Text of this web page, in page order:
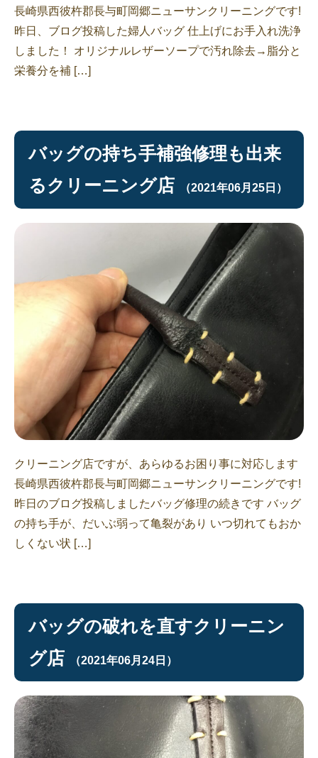
長崎県西彼杵郡長与町岡郷ニューサンクリーニングです!
昨日、ブログ投稿した婦人バッグ 仕上げにお手入れ洗浄
しました！ オリジナルレザーソープで汚れ除去→脂分と
栄養分を補 […]
バッグの持ち手補強修理も出来
るクリーニング店
（2021年06月25日）
クリーニング店ですが、あらゆるお困り事に対応します
長崎県西彼杵郡長与町岡郷ニューサンクリーニングです!
昨日のブログ投稿しましたバッグ修理の続きです バッグ
の持ち手が、だいぶ弱って亀裂があり いつ切れてもおか
しくない状 […]
バッグの破れを直すクリーニン
グ店
（2021年06月24日）